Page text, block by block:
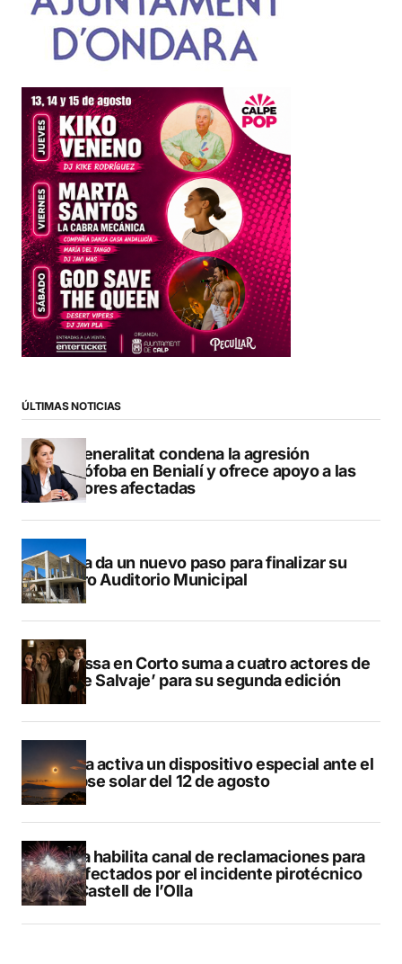
ÚLTIMAS NOTICIAS
La Generalitat condena la agresión
homófoba en Benialí y ofrece apoyo a las
menores afectadas
Xàbia da un nuevo paso para finalizar su
futuro Auditorio Municipal
Benissa en Corto suma a cuatro actores de
‘Valle Salvaje’ para su segunda edición
Dénia activa un dispositivo especial ante el
eclipse solar del 12 de agosto
Altea habilita canal de reclamaciones para
los afectados por el incidente pirotécnico
del Castell de l’Olla